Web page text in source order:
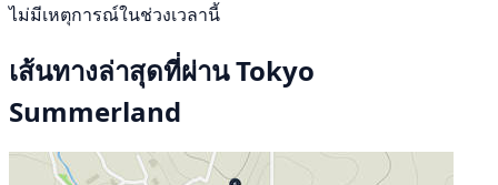
ไม่มีเหตุการณ์ในช่วงเวลานี้
เส้นทางล่าสุดที่ผ่าน Tokyo
Summerland